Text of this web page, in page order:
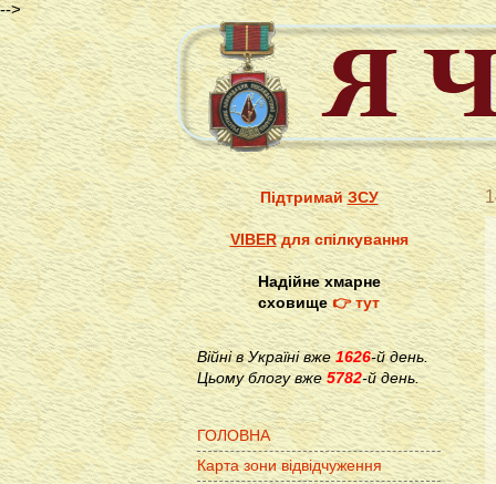
-->
ПідтримайЗСУ
VIBERдля спілкування
Надійне хмарне
сховище👉 тут
Війні в Україні вже1626-й день.
Цьому блогу вже 5782-й день.
ГОЛОВНА
Карта зони відвідчуження